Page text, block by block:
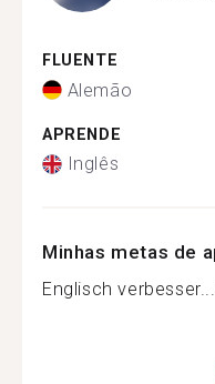
FLUENTE
Alemão
APRENDE
Inglês
Minhas metas de
Englisch verbesser...